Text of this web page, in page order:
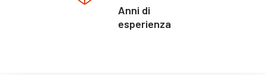
Anni di
esperienza